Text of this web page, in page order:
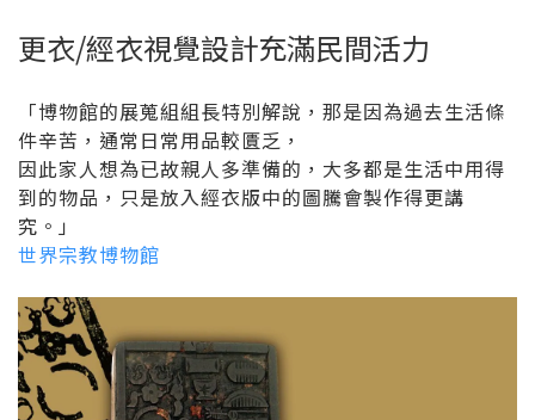
更衣/經衣視覺設計充滿民間活力
「博物館的展蒐組組長特別解說，那是因為過去生活條
件辛苦，通常日常用品較匱乏，
因此家人想為已故親人多準備的，大多都是生活中用得
到的物品，只是放入經衣版中的圖騰會製作得更講
究。」
世界宗教博物館